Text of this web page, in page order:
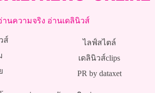
านความจริง อ่านเดลินิวส์
ส์
ไลฟ์สไตล์
เดลินิวส์clips
PR by dataxet